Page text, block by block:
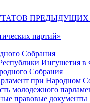
партий»
Собрания
Ингушетия
Собрания
при Народном
молодежного
правовые